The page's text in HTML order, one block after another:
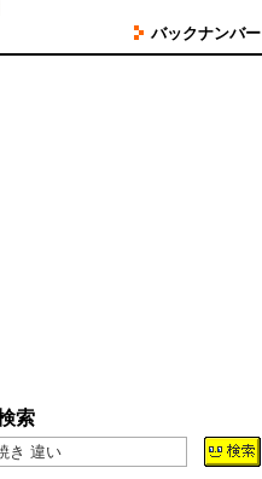
姉がはまったガムランに自分もは
ヘアスタイルが3Dになっている
美容室の看板
(08.05
16:00)
バックナンバー
索